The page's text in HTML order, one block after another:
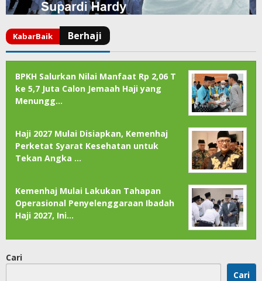
BPKH Salurkan Nilai Manfaat Rp 2,06 T
ke 5,7 Juta Calon Jemaah Haji yang
Menungg…
Haji 2027 Mulai Disiapkan, Kemenhaj
Perketat Syarat Kesehatan untuk
Tekan Angka …
Kemenhaj Mulai Lakukan Tahapan
Operasional Penyelenggaraan Ibadah
Haji 2027, Ini…
Cari
Cari